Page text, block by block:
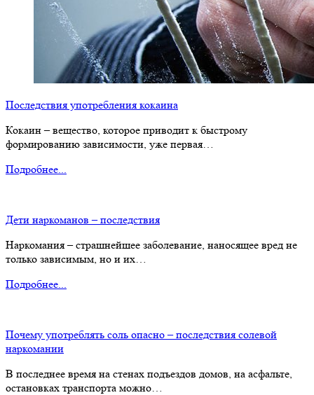
Последствия употребления кокаина
Кокаин – вещество, которое приводит к быстрому
формированию зависимости, уже первая…
Подробнее...
Дети наркоманов – последствия
Наркомания – страшнейшее заболевание, наносящее вред не
только зависимым, но и их…
Подробнее...
Почему употреблять соль опасно – последствия солевой
наркомании
В последнее время на стенах подъездов домов, на асфальте,
остановках транспорта можно…